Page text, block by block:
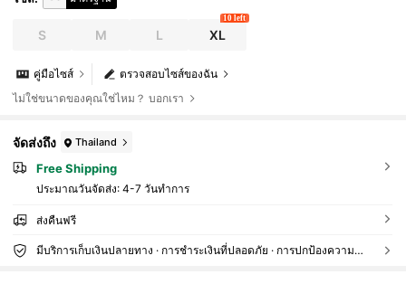
S M L XL
10 left
ตรวจสอบไซส์ของฉัน
คู่มือไซส์
ไม่ใช่ขนาดของคุณใช่ไหม？ บอกเรา
จัดส่งถึง Thailand
Free Shipping
ประมาณวันจัดส่ง: 4-7 วันทำการ
ส่งคืนฟรี
มีบริการเก็บเงินปลายทาง · การชำระเงินที่ปลอดภัย · การปกป้องความเป็นส่วนตัว